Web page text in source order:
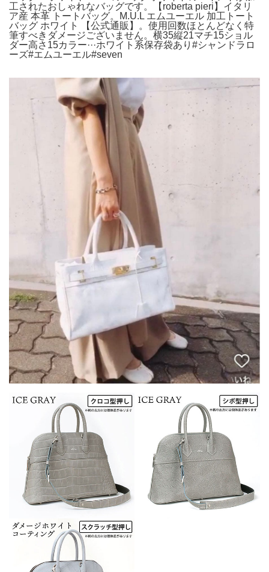
工されたおしゃれなバッグです。【roberta pieri】イタリ
ア産 本革 トートバッグ。M.U.L エムユーエル 加工トート
バッグ ホワイト 【公式通販】。使用回数ほとんどなく特
筆すべきダメージございません。横35縦21マチ15ショル
ダー高さ15カラー···ホワイト系保存袋あり#シャンドラロ
ーズ#エムユーエル#seven